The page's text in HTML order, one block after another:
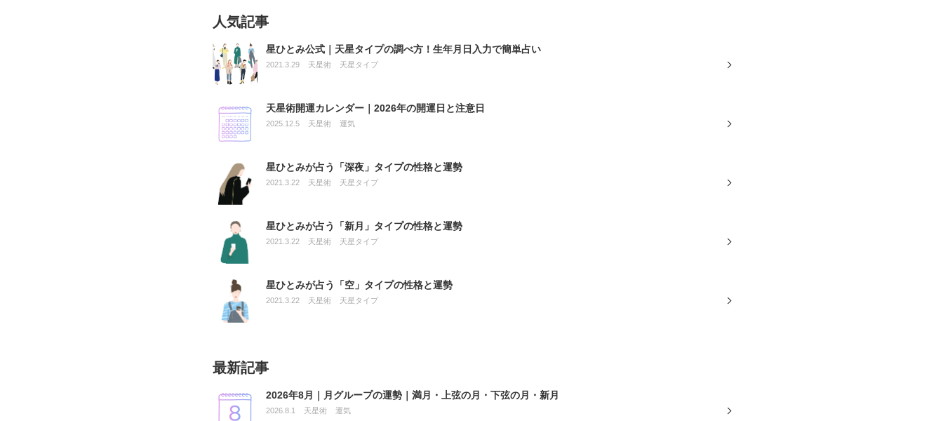
人気記事
星ひとみ公式｜天星タイプの調べ方！生年月日入力で簡単占い
2021.3.29 天星術 天星タイプ
天星術開運カレンダー｜2026年の開運日と注意日
2025.12.5 天星術 運気
星ひとみが占う「深夜」タイプの性格と運勢
2021.3.22 天星術 天星タイプ
星ひとみが占う「新月」タイプの性格と運勢
2021.3.22 天星術 天星タイプ
星ひとみが占う「空」タイプの性格と運勢
2021.3.22 天星術 天星タイプ
最新記事
2026年8月｜月グループの運勢｜満月・上弦の月・下弦の月・新月
2026.8.1 天星術 運気